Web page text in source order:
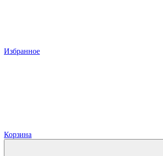
Избранное
Корзина